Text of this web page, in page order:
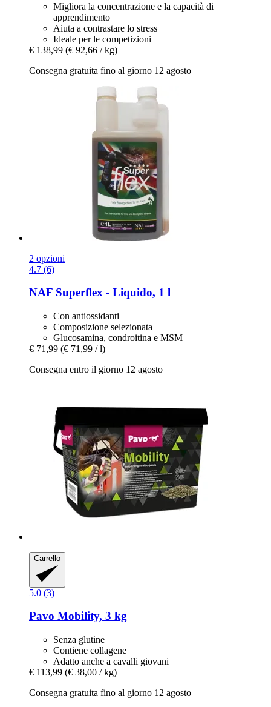
Migliora la concentrazione e la capacità di
apprendimento
Aiuta a contrastare lo stress
Ideale per le competizioni
€ 138,99 (€ 92,66 / kg)
Consegna gratuita fino al giorno 12 agosto
2 opzioni
4.7 (6)
NAF Superflex -​ Liquido, 1 l
Con antiossidanti
Composizione selezionata
Glucosamina, condroitina e MSM
€ 71,99 (€ 71,99 / l)
Consegna entro il giorno 12 agosto
Carrello
5.0 (3)
Pavo Mobility, 3 kg
Senza glutine
Contiene collagene
Adatto anche a cavalli giovani
€ 113,99 (€ 38,00 / kg)
Consegna gratuita fino al giorno 12 agosto